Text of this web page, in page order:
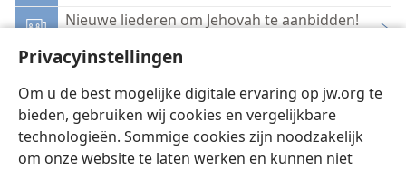
Privacyinstellingen
Om u de best mogelijke digitale ervaring op jw.org te
bieden, gebruiken wij cookies en vergelijkbare
technologieën. Sommige cookies zijn noodzakelijk
om onze website te laten werken en kunnen niet
Nieuwe liederen om Jehovah te aanbidden!
Het meest verbreide lied
De Wachttoren — Aankondiger van Jehovah’s koninkrijk 1966